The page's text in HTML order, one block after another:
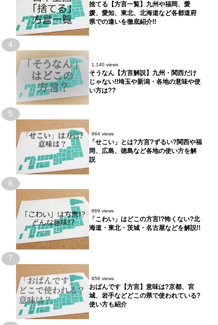
捨てる【方言一覧】九州や福岡、愛
媛、愛知、東北、北海道など各都道府
県での違いを徹底紹介!!
4
1,140 views
そうなん【方言解説】九州・関西だけ
じゃない!!埼玉や新潟・各地の意味や使
い方は??
5
964 views
「せこい」とは?方言?ずるい?関西や福
岡、広島、徳島など各地の使い方を解
説
6
869 views
「こわい」はどこの方言!?怖くない?北
海道・東北・茨城・名古屋などを解説!!
7
858 views
おばんです【方言】意味は?京都、宮
城、岩手などどこの県で使われている?
使い方も紹介